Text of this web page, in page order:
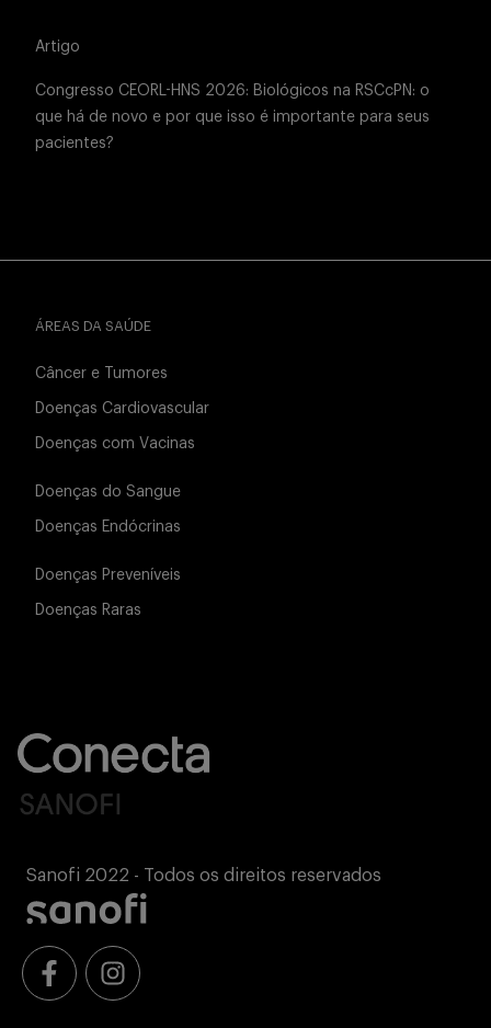
Artigo
Congresso CEORL-HNS 2026: Biológicos na RSCcPN: o
que há de novo e por que isso é importante para seus
pacientes?
ÁREAS DA SAÚDE
Câncer e Tumores
Doenças Cardiovascular
Doenças com Vacinas
Doenças do Sangue
Doenças Endócrinas
Doenças Preveníveis
Doenças Raras
Sanofi 2022 - Todos os direitos reservados